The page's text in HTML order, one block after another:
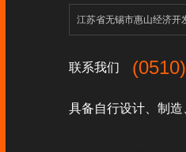
联系我们
具备自行设计、制
江苏省无锡市惠山经济